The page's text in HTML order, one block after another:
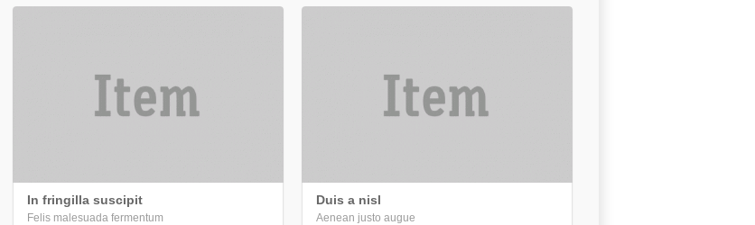
In fringilla suscipit
Felis malesuada fermentum
Duis a nisl
Aenean justo augue